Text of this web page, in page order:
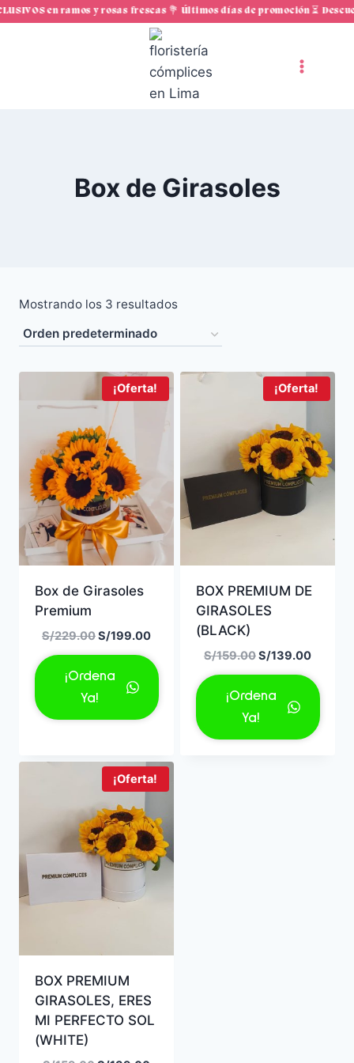
Saltar
en ramos y rosas frescas 💐 Últimos días de promoción ⏳
Box de Girasoles
Mostrando los 3 resultados
¡Oferta!
Box de Girasoles
Premium
S/229.00El
precio
original
era:
S/229.00.
S/199.00El
actual
S/199.00.
¡Ordena
Ya!
¡Oferta!
BOX PREMIUM DE
GIRASOLES
(BLACK)
S/159.00El
precio
original
era:
S/139.00El
actual
S/
¡Ordena
Ya!
¡Oferta!
BOX PREMIUM
GIRASOLES, ERES
MI PERFECTO SOL
(WHITE)